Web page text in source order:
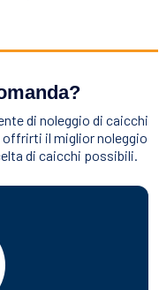
di noleggio di caicchi
offrirti il miglior noleggio
di caicchi possibili.